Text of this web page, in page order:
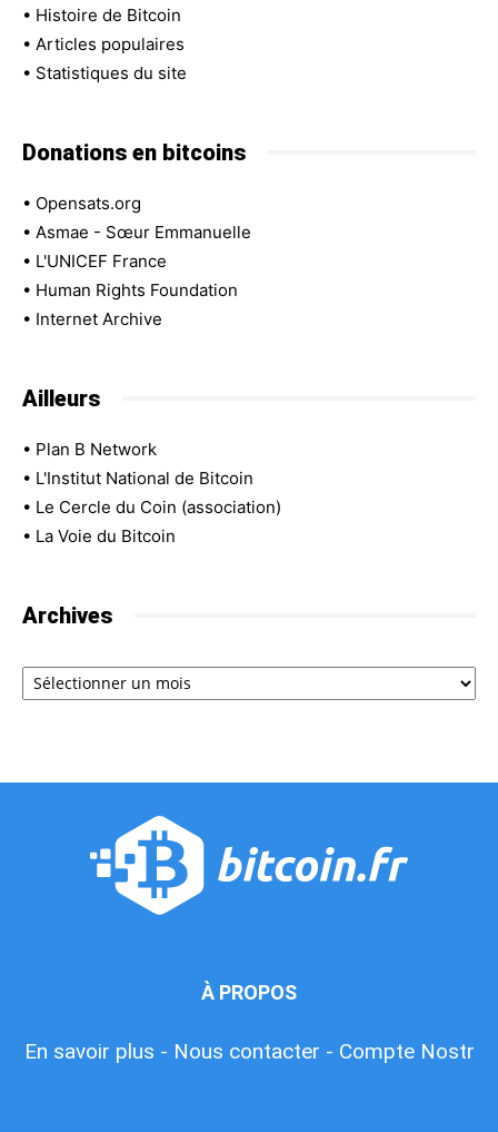
• Histoire de Bitcoin
• Articles populaires
• Statistiques du site
Donations en bitcoins
• Opensats.org
• Asmae - Sœur Emmanuelle
• L'UNICEF France
• Human Rights Foundation
• Internet Archive
Ailleurs
• Plan B Network
• L'Institut National de Bitcoin
• Le Cercle du Coin (association)
• La Voie du Bitcoin
Archives
Archives
À PROPOS
En savoir plus - Nous contacter - Compte Nostr